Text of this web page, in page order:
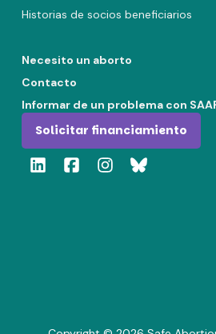
Historias de socios beneficiarios
Necesito un aborto
Contacto
Informar de un problema con
Solicitar financiamiento